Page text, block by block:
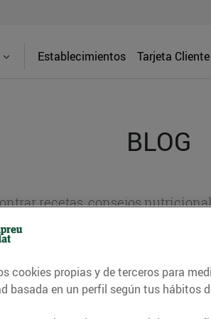
Establecimientos Tarjeta Cliente
BLOG
recetas, consejos
gastronomía de nuestro territorio
CONSELLS I HÀBITS SALUDABLES
cookies propias y de terceros para
basada en un perfil según tus hábitos